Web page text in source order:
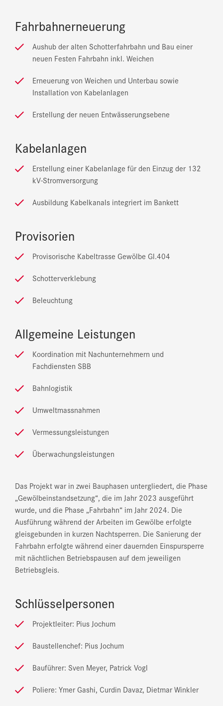
Fahrbahnerneuerung
Aushub der alten Schotterfahrbahn und Bau einer
neuen Festen Fahrbahn inkl. Weichen
Erneuerung von Weichen und Unterbau sowie
Installation von Kabelanlagen
Erstellung der neuen Entwässerungsebene
Kabelanlagen
Erstellung einer Kabelanlage für den Einzug der 132
kV-Stromversorgung
Ausbildung Kabelkanals integriert im Bankett
Provisorien
Provisorische Kabeltrasse Gewölbe Gl.404
Schotterverklebung
Beleuchtung
Allgemeine Leistungen
Koordination mit Nachunternehmern und
Fachdiensten SBB
Bahnlogistik
Umweltmassnahmen
Vermessungsleistungen
Überwachungsleistungen
Das Projekt war in zwei Bauphasen untergliedert, die Phase
„Gewölbeinstandsetzung“, die im Jahr 2023 ausgeführt
wurde, und die Phase „Fahrbahn“ im Jahr 2024. Die
Ausführung während der Arbeiten im Gewölbe erfolgte
gleisgebunden in kurzen Nachtsperren. Die Sanierung der
Fahrbahn erfolgte während einer dauernden Einspursperre
mit nächtlichen Betriebspausen auf dem jeweiligen
Betriebsgleis.
Schlüsselpersonen
Projektleiter: Pius Jochum
Baustellenchef: Pius Jochum
Bauführer: Sven Meyer, Patrick Vogl
Poliere: Ymer Gashi, Curdin Davaz, Dietmar Winkler